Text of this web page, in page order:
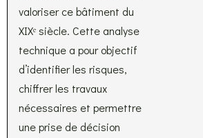
valoriser ce bâtiment du
XIXᵉ siècle. Cette analyse
technique a pour objectif
d’identifier les risques,
chiffrer les travaux
nécessaires et permettre
une prise de décision